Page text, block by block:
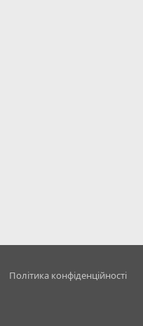
Політика конфіденційності